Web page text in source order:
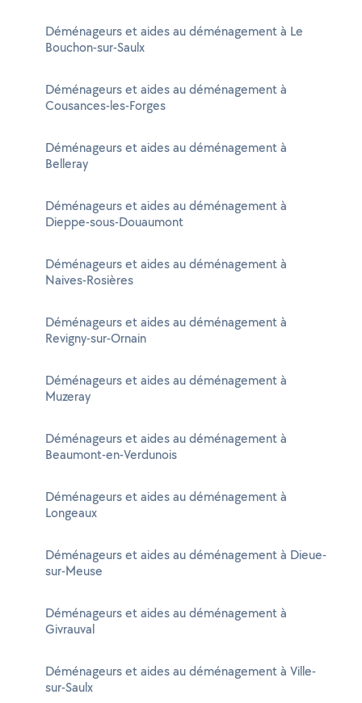
Déménageurs et aides au déménagement à Le
Bouchon-sur-Saulx
Déménageurs et aides au déménagement à
Cousances-les-Forges
Déménageurs et aides au déménagement à
Belleray
Déménageurs et aides au déménagement à
Dieppe-sous-Douaumont
Déménageurs et aides au déménagement à
Naives-Rosières
Déménageurs et aides au déménagement à
Revigny-sur-Ornain
Déménageurs et aides au déménagement à
Muzeray
Déménageurs et aides au déménagement à
Beaumont-en-Verdunois
Déménageurs et aides au déménagement à
Longeaux
Déménageurs et aides au déménagement à Dieue-
sur-Meuse
Déménageurs et aides au déménagement à
Givrauval
Déménageurs et aides au déménagement à Ville-
sur-Saulx